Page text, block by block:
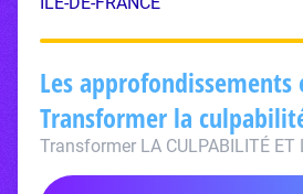
Les approfondissements
Transformer la
Transformer LA CULPABILITÉ ET